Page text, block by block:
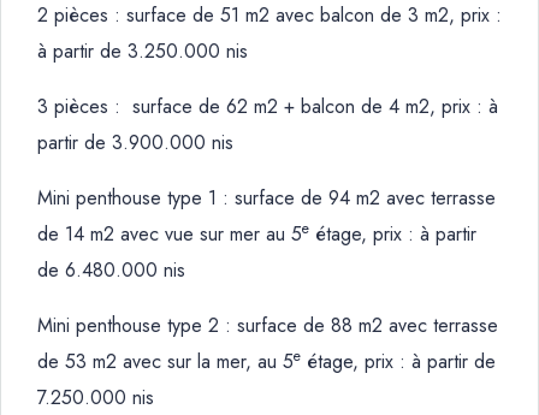
2 pièces : surface de 51 m2 avec balcon de 3 m2, prix :
à partir de 3.250.000 nis
3 pièces : surface de 62 m2 + balcon de 4 m2, prix : à
partir de 3.900.000 nis
Mini penthouse type 1 : surface de 94 m2 avec terrasse
de 14 m2 avec vue sur mer au 5e étage, prix : à partir
de 6.480.000 nis
Mini penthouse type 2 : surface de 88 m2 avec terrasse
de 53 m2 avec sur la mer, au 5e étage, prix : à partir de
7.250.000 nis